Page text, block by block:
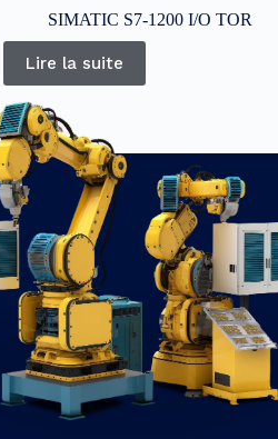
SIMATIC S7-1200 I/O TOR
Lire la suite